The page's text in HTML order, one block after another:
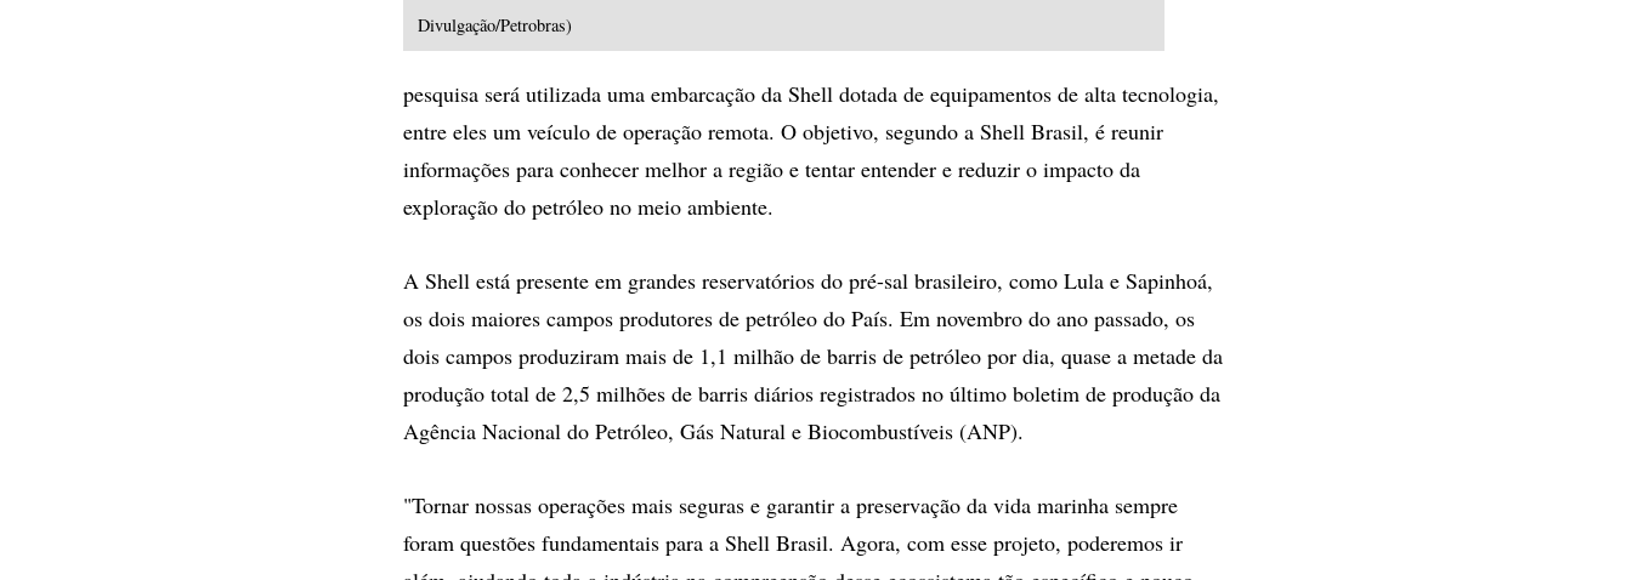
Divulgação/Petrobras)
pesquisa será utilizada uma embarcação da Shell dotada de equipamentos de alta tecnologia,
entre eles um veículo de operação remota. O objetivo, segundo a Shell Brasil, é reunir
informações para conhecer melhor a região e tentar entender e reduzir o impacto da
exploração do petróleo no meio ambiente.
A Shell está presente em grandes reservatórios do pré-sal brasileiro, como Lula e Sapinhoá,
os dois maiores campos produtores de petróleo do País. Em novembro do ano passado, os
dois campos produziram mais de 1,1 milhão de barris de petróleo por dia, quase a metade da
produção total de 2,5 milhões de barris diários registrados no último boletim de produção da
Agência Nacional do Petróleo, Gás Natural e Biocombustíveis (ANP).
"Tornar nossas operações mais seguras e garantir a preservação da vida marinha sempre
foram questões fundamentais para a Shell Brasil. Agora, com esse projeto, poderemos ir